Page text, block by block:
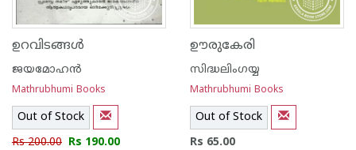
ഉറവിടങ്ങള്‍
ജയമോഹന്‍
Mathrubhumi Books
Out of Stock
Rs 200.00 Rs 190.00
ഊരുകേരി
സിദ്ധലിംഗയ്യ
Mathrubhumi Books
Out of Stock
Rs 65.00